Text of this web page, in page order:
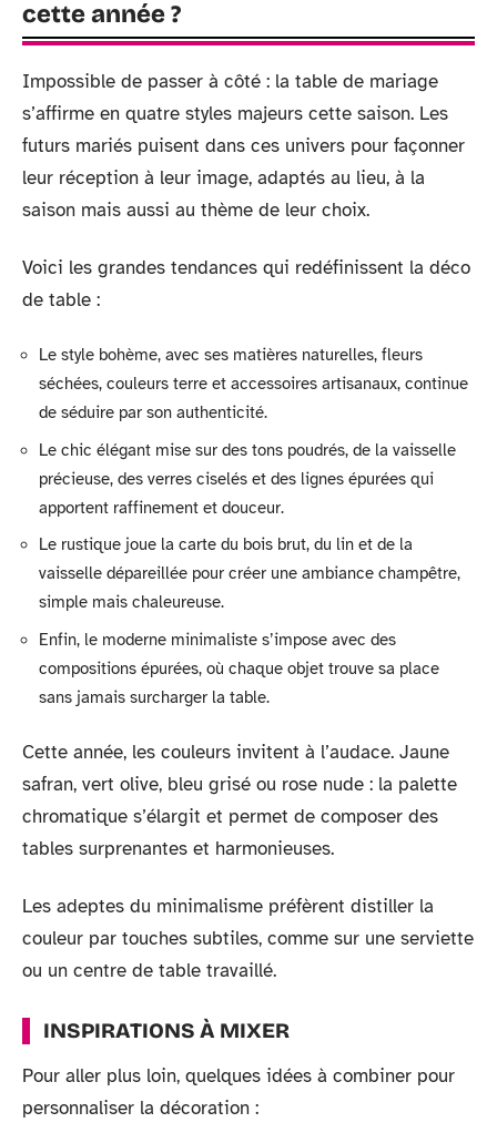
cette année ?
Impossible de passer à côté : la table de mariage
s’affirme en quatre styles majeurs cette saison. Les
futurs mariés puisent dans ces univers pour façonner
leur réception à leur image, adaptés au lieu, à la
saison mais aussi au thème de leur choix.
Voici les grandes tendances qui redéfinissent la déco
de table :
Le style bohème, avec ses matières naturelles, fleurs
séchées, couleurs terre et accessoires artisanaux, continue
de séduire par son authenticité.
Le chic élégant mise sur des tons poudrés, de la vaisselle
précieuse, des verres ciselés et des lignes épurées qui
apportent raffinement et douceur.
Le rustique joue la carte du bois brut, du lin et de la
vaisselle dépareillée pour créer une ambiance champêtre,
simple mais chaleureuse.
Enfin, le moderne minimaliste s’impose avec des
compositions épurées, où chaque objet trouve sa place
sans jamais surcharger la table.
Cette année, les couleurs invitent à l’audace. Jaune
safran, vert olive, bleu grisé ou rose nude : la palette
chromatique s’élargit et permet de composer des
tables surprenantes et harmonieuses.
Les adeptes du minimalisme préfèrent distiller la
couleur par touches subtiles, comme sur une serviette
ou un centre de table travaillé.
INSPIRATIONS À MIXER
Pour aller plus loin, quelques idées à combiner pour
personnaliser la décoration :